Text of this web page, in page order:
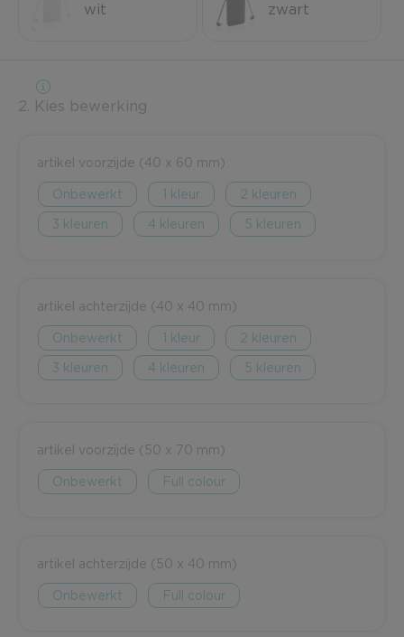
wit zwart
2. Kies bewerking
artikel voorzijde (40 x 60 mm)
Onbewerkt 1 2
3 4 5
artikel achterzijde (40 x 40 mm)
Onbewerkt 1 2
3 4 5
artikel voorzijde (50 x 70 mm)
Onbewerkt Full colour
artikel achterzijde (50 x 40 mm)
Onbewerkt Full colour